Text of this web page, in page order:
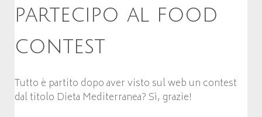
partecipo al food
contest
Tutto è partito dopo aver visto sul web un contest
dal titolo Dieta Mediterranea? Sì, grazie!